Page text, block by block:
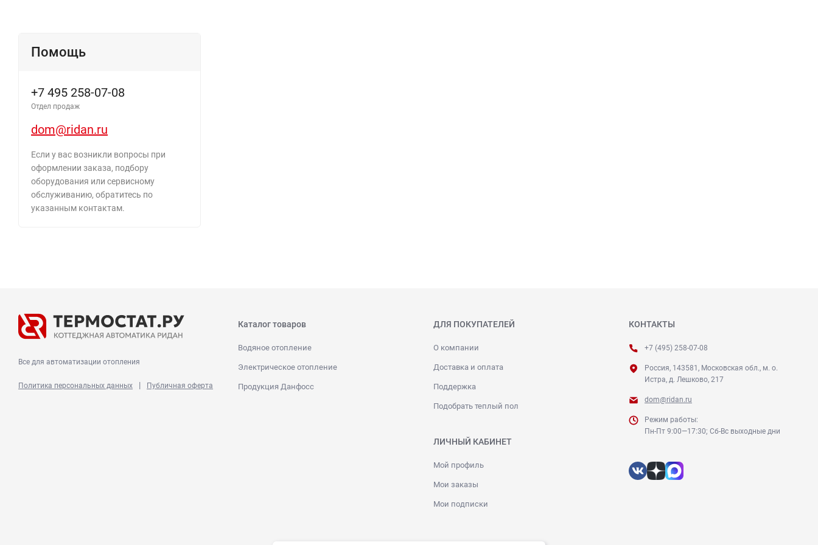
Помощь
+7 495 258-07-08
Отдел продаж
dom@ridan.ru
Если у вас возникли вопросы при
оформлении заказа, подбору
оборудования или сервисному
обслуживанию, обратитесь по
указанным контактам.
Все для автоматизации отопления
Политика персональных данных | Публичная оферта
Каталог товаров
Водяное отопление
Электрическое отопление
Продукция Данфосс
ДЛЯ ПОКУПАТЕЛЕЙ
О компании
Доставка и оплата
Поддержка
Подобрать теплый пол
ЛИЧНЫЙ КАБИНЕТ
Мой профиль
Мои заказы
Мои подписки
КОНТАКТЫ
+7 (495) 258-07-08
Россия, 143581, Московская обл., м. о.
Истра, д. Лешково, 217
dom@ridan.ru
Режим работы:
Пн-Пт 9:00—17:30; Сб-Вс выходные дни